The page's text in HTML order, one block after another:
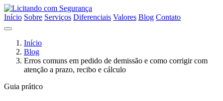
Início Sobre Serviços Diferenciais Valores Blog Contato
Início
Blog
Erros comuns em pedido de demissão e como corrigir com
atenção a prazo, recibo e cálculo
Guia prático